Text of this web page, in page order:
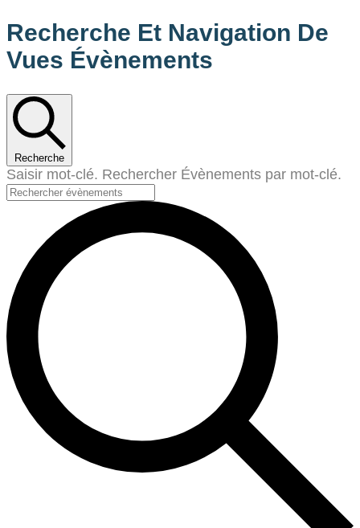
Recherche Et Navigation De
Vues Évènements
Recherche
Saisir mot-clé. Rechercher Évènements par mot-clé.